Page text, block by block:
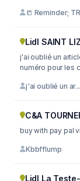
📒 Reminder;
Lidl SAINT
j'ai oublié un
numéro pour les
j'ai oublié un ar...
C&A
Kbbfflump
Lidl La